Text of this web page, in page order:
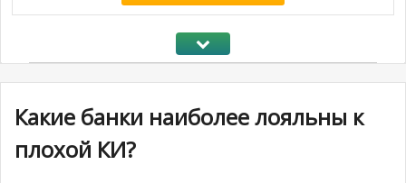
Какие банки наиболее лояльны к
плохой КИ?